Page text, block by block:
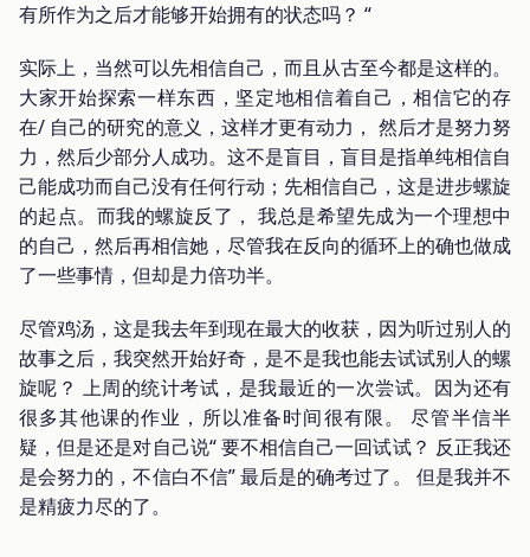
有所作为之后才能够开始拥有的状态吗？ “
实际上，当然可以先相信自己，而且从古至今都是这样的。
大家开始探索一样东西，坚定地相信着自己，相信它的存
在/ 自己的研究的意义，这样才更有动力， 然后才是努力努
力，然后少部分人成功。这不是盲目，盲目是指单纯相信自
己能成功而自己没有任何行动；先相信自己，这是进步螺旋
的起点。而我的螺旋反了， 我总是希望先成为一个理想中
的自己，然后再相信她，尽管我在反向的循环上的确也做成
了一些事情，但却是力倍功半。
尽管鸡汤，这是我去年到现在最大的收获，因为听过别人的
故事之后，我突然开始好奇，是不是我也能去试试别人的螺
旋呢？ 上周的统计考试，是我最近的一次尝试。因为还有
很多其他课的作业，所以准备时间很有限。 尽管半信半
疑，但是还是对自己说“ 要不相信自己一回试试？ 反正我还
是会努力的，不信白不信” 最后是的确考过了。 但是我并不
是精疲力尽的了。